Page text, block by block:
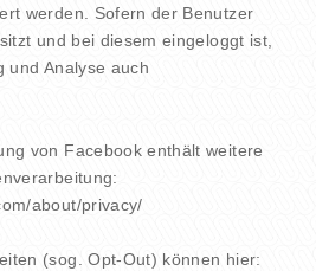
werden. Sofern der Benutzer
und bei diesem eingeloggt ist,
und Analyse auch
von Facebook enthält weitere
about/privacy/
(sog. Opt-Out) können hier: